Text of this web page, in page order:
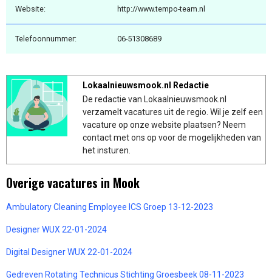
Website: http://www.tempo-team.nl
Telefoonnummer: 06-51308689
Lokaalnieuwsmook.nl Redactie
De redactie van Lokaalnieuwsmook.nl
verzamelt vacatures uit de regio. Wil je zelf een
vacature op onze website plaatsen? Neem
contact met ons op voor de mogelijkheden van
het insturen.
Overige vacatures in Mook
Ambulatory Cleaning Employee ICS Groep 13-12-2023
Designer WUX 22-01-2024
Digital Designer WUX 22-01-2024
Gedreven Rotating Technicus Stichting Groesbeek 08-11-2023